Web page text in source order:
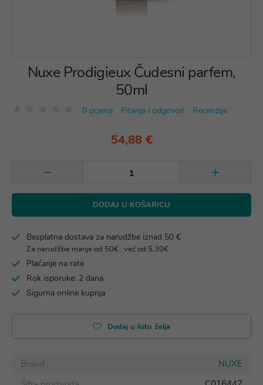
Nuxe Prodigieux Čudesni parfem,
50ml
0 ocjena Pitanja i odgovori Recenzije
54,88 €
DODAJ U KOŠARICU
Besplatna dostava za narudžbe iznad 50 €
Za narudžbe manje od 50€ : već od 5,30€
Plaćanje na rate
Rok isporuke: 2 dana
Sigurna online kupnja
Dodaj u listu želja
Brand
NUXE